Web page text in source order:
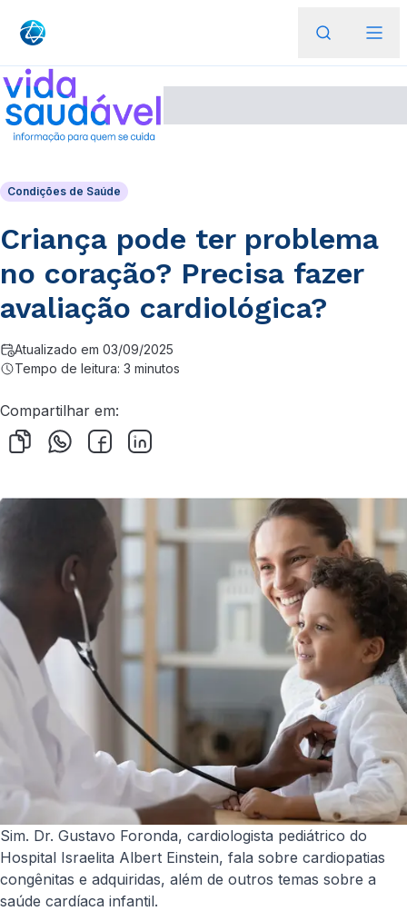
Condições de Saúde
Criança pode ter problema
no coração? Precisa fazer
avaliação cardiológica?
Atualizado em 03/09/2025
Tempo de leitura: 3 minutos
Compartilhar em:
Sim. Dr. Gustavo Foronda, cardiologista pediátrico do
Hospital Israelita Albert Einstein, fala sobre cardiopatias
congênitas e adquiridas, além de outros temas sobre a
saúde cardíaca infantil.